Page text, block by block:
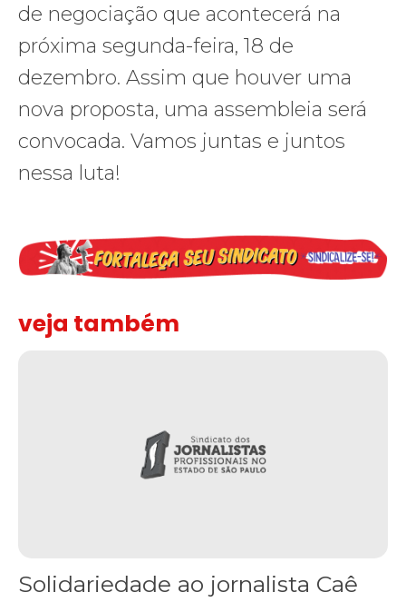
de negociação que acontecerá na
próxima segunda-feira, 18 de
dezembro. Assim que houver uma
nova proposta, uma assembleia será
convocada. Vamos juntas e juntos
nessa luta!
veja também
Solidariedade ao jornalista Caê